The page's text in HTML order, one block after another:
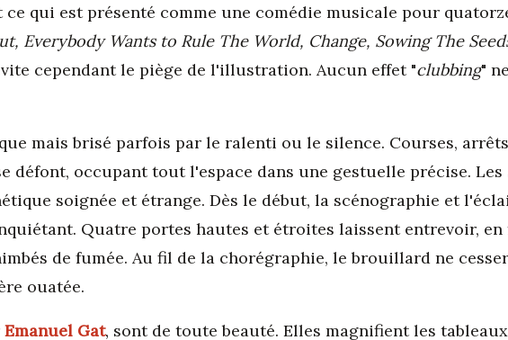
qui est présenté comme une comédie musicale pour
Everybody Wants to Rule The World, Change, Sowing The
cependant le piège de l'illustration. Aucun effet "clubbing"
mais brisé parfois par le ralenti ou le silence. Courses,
défont, occupant tout l'espace dans une gestuelle précise. Les
soignée et étrange. Dès le début, la scénographie et
Quatre portes hautes et étroites laissent entrevoir, en
de fumée. Au fil de la chorégraphie, le brouillard ne
ouatée.
Emanuel Gat, sont de toute beauté. Elles magnifient les